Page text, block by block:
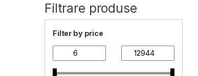
Filtrare produse
Filter by price